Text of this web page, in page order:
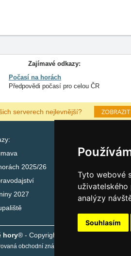
Tyto webové
analýzy
Souhlasím
Zajímavé odkazy:
Počasí na horách
Předpovědi počasí pro celou ČR
serverech nejlevnější? ZOBRAZIT
2025/26
2027
Lastminute
hory® - Copyright © 1999-2026
obchodní známka společnosti